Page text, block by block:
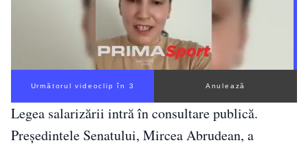
Următorul videoclip în 2 Anulează
Legea salarizării intră în consultare publică.
Președintele Senatului, Mircea Abrudean, a